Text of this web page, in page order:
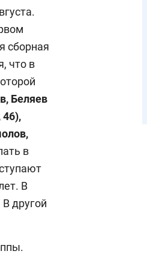
сборная
что в
Беляев
в
В
другой
волейболисток в
России:
Эстес –
Гамова – только